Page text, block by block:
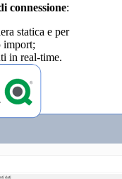
connessione:
statica e per
import;
in real-time.